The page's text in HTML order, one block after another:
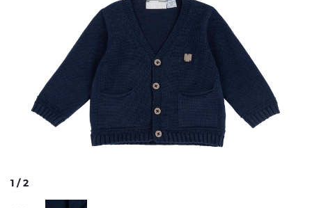
1 /2